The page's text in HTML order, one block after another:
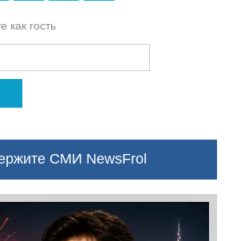
как гость
СМИ NewsFrol